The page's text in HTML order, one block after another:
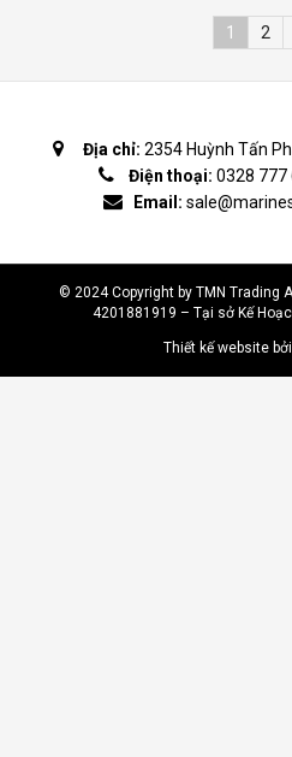
1 2
Địa chỉ: 2354 Huỳnh Tấn
Điện thoại: 0328 777
Email:
© 2024 Copyright by TMN Trading
4201881919 – Tại sở Kế
Thiết kế website